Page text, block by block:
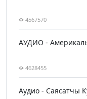
4567570
АУДИО -
4628455
Аудио - Саясатчы